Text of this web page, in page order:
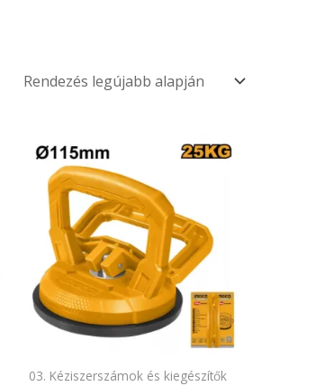
03. Kéziszerszámok és kiegészítők